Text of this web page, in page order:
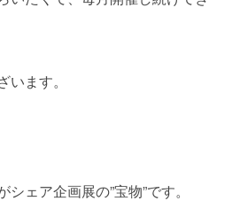
ます。
ェア企画展の”宝物”です。